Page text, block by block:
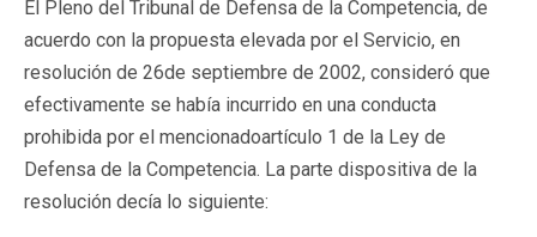
El Pleno del Tribunal de Defensa de la Competencia, de
acuerdo con la propuesta elevada por el Servicio, en
resolución de 26de septiembre de 2002, consideró que
efectivamente se había incurrido en una conducta
prohibida por el mencionadoartículo 1 de la Ley de
Defensa de la Competencia. La parte dispositiva de la
resolución decía lo siguiente: